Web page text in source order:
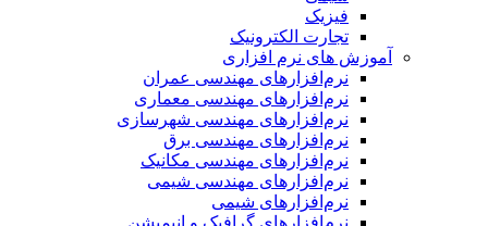
فیزیک
تجارت الکترونیک
آموزش های نرم افزاری
نرم‌افزارهای مهندسی عمران
نرم‌افزارهای مهندسی معماری
نرم‌افزارهای مهندسی شهرسازی
نرم‌افزارهای مهندسی برق
نرم‌افزارهای مهندسی مکانیک
نرم‌افزارهای مهندسی شیمی
نرم‌افزارهای شیمی
نرم‌افزارهای گرافیک و انیمیشن